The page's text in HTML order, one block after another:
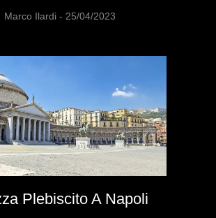
Marco Ilardi 25/04/2023
Plebiscito A Napoli